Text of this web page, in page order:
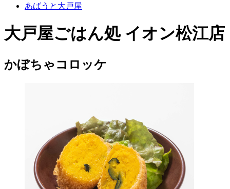
あばうと大戸屋
大戸屋ごはん処 イオン松江店
かぼちゃコロッケ